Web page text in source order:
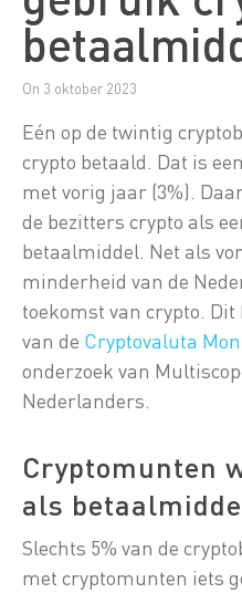
On 3 oktober 2023
Eén op de twintig
crypto betaald. Dat is
met vorig jaar (3%).
de bezitters crypto als
betaalmiddel. Net als
minderheid van de
toekomst van crypto.
van de Cryptovaluta
onderzoek van
Nederlanders.
Cryptomunten weinig gebruikt
als
Slechts 5% van de
met cryptomunten iets